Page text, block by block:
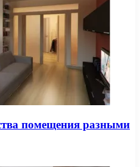
помещения разными